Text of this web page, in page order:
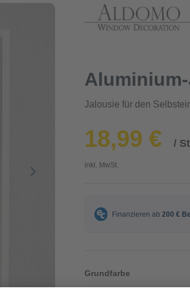
Jalousie für den
18,99 € /
inkl. MwSt.
Grundfarbe